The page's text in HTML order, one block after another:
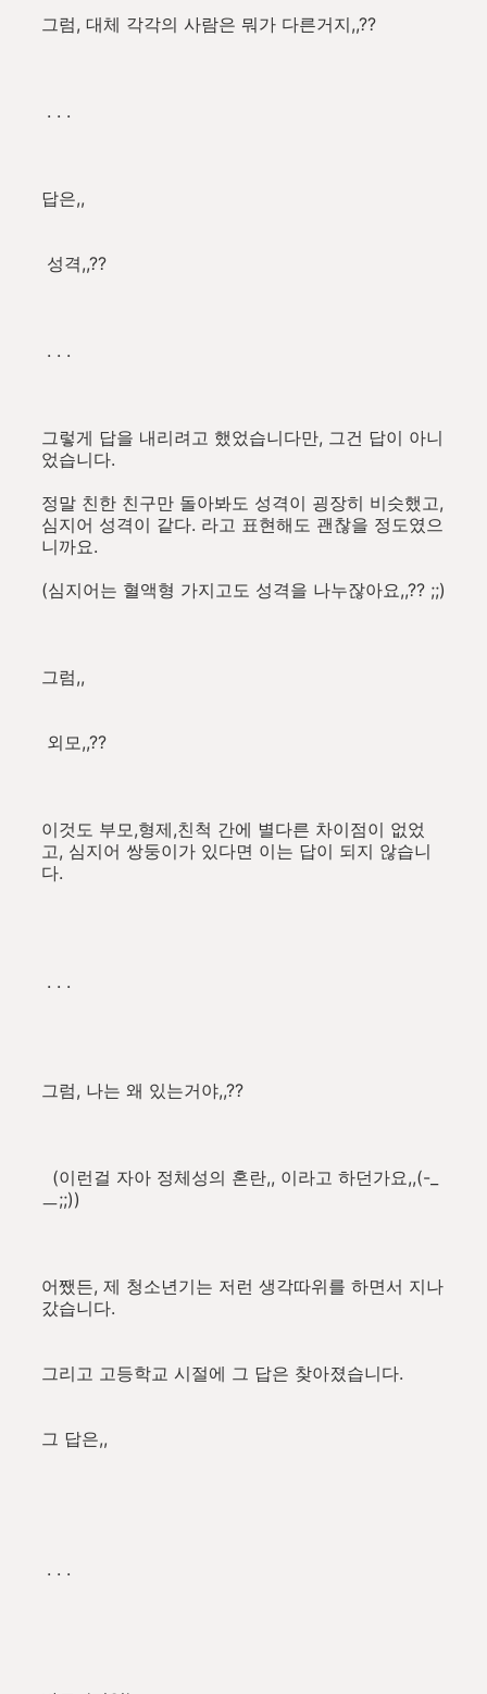
그럼, 대체 각각의 사람은 뭐가 다른거지,,??
. . .
답은,,
성격,,??
. . .
그렇게 답을 내리려고 했었습니다만, 그건 답이 아니
었습니다.
정말 친한 친구만 돌아봐도 성격이 굉장히 비슷했고,
심지어 성격이 같다. 라고 표현해도 괜찮을 정도였으
니까요.
(심지어는 혈액형 가지고도 성격을 나누잖아요,,?? ;;)
그럼,,
외모,,??
이것도 부모,형제,친척 간에 별다른 차이점이 없었
고, 심지어 쌍둥이가 있다면 이는 답이 되지 않습니
다.
. . .
그럼, 나는 왜 있는거야,,??
(이런걸 자아 정체성의 혼란,, 이라고 하던가요,,(-_
ㅡ;;))
어쨌든, 제 청소년기는 저런 생각따위를 하면서 지나
갔습니다.
그리고 고등학교 시절에 그 답은 찾아졌습니다.
그 답은,,
. . .